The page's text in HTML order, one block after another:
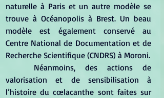
naturelle à Paris et un autre modèle se
trouve à Océanopolis à Brest. Un beau
modèle est également conservé au
Centre National de Documentation et de
Recherche Scientifique (CNDRS) à Moroni.
valorisation et de sensibilisation à
l’histoire du cœlacanthe sont faites sur